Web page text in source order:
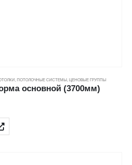
, ПОТОЛОЧНЫЕ СИСТЕМЫ , ЦЕНОВЫЕ ГРУППЫ
основной (3700мм)